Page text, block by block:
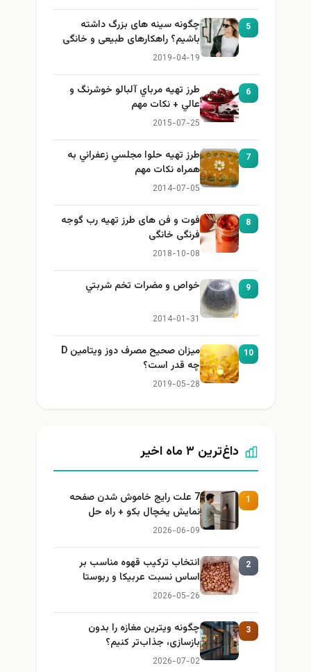
5
چگونه سینه های بزرگ داشته
باشیم؟ راهکارهای طبیعی و خانگی
برای بزرگ کردن سینه
2019-04-19
6
طرز تهيه مرباي آلبالو خوشرنگ و
عالي + نكات مهم
2015-07-25
7
طرز تهيه حلوا مجلسي زعفراني به
همراه نكات مهم
2014-07-05
8
فوت و فن های طرز تهیه رب گوجه
فرنگی خانگی
2018-10-08
9 خواص و مضرات تخم شربتي
2014-01-31
10
میزان صحیح مصرف دوز ویتامین D
چه قدر است؟
2019-05-28
داغ‌ترین ۳ ماه اخیر
1
7 علت رایج خاموش شدن صفحه
نمایش یخچال بکو + راه حل
2026-06-09
2
انتخاب ترکیب قهوه مناسب بر
اساس نسبت عربیکا و ربوستا
2026-05-26
3
چگونه ویترین مغازه را بدون
بازسازی، جذاب‌تر کنیم؟
2026-07-02